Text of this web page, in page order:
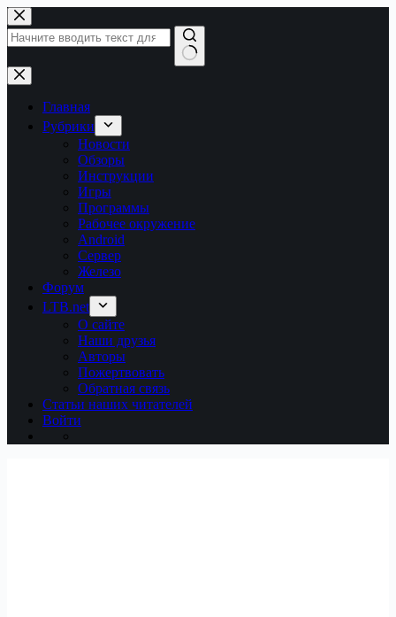
Перейти
к
сути
Ничего
не
найденоГлавная
Рубрики
Новости
Обзоры
Инструкции
Игры
Программы
Рабочее окружение
Android
Сервер
Железо
Форум
LTB.net
О сайте
Наши друзья
Авторы
Пожертвовать
Обратная связь
Статьи наших читателей
Войти